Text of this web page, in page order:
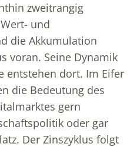
zweitrangig
und
die Akkumulation
voran. Seine Dynamik
entstehen dort. Im Eifer
die Bedeutung des
gern
oder gar
Der Zinszyklus folgt